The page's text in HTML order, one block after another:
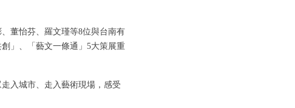
董怡芬、羅文瑾等8位與台南有
」、「藝文一條通」5大策展重
入城市、走入藝術現場，感受